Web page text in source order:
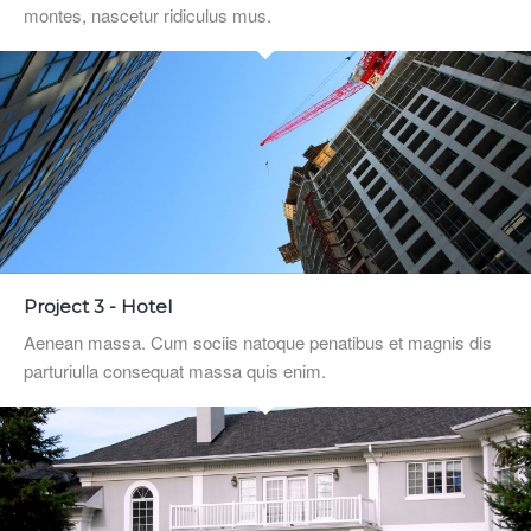
montes, nascetur ridiculus mus.
Project 3 - Hotel
Aenean massa. Cum sociis natoque penatibus et magnis dis
parturiulla consequat massa quis enim.